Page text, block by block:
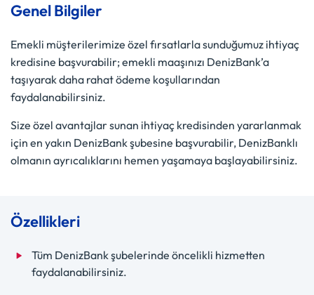
Genel Bilgiler
Emekli müşterilerimize özel fırsatlarla sunduğumuz ihtiyaç
kredisine başvurabilir; emekli maaşınızı DenizBank’a
taşıyarak daha rahat ödeme koşullarından
faydalanabilirsiniz.
Size özel avantajlar sunan ihtiyaç kredisinden yararlanmak
için en yakın DenizBank şubesine başvurabilir, DenizBanklı
olmanın ayrıcalıklarını hemen yaşamaya başlayabilirsiniz.
Özellikleri
Tüm DenizBank şubelerinde öncelikli hizmetten
faydalanabilirsiniz.